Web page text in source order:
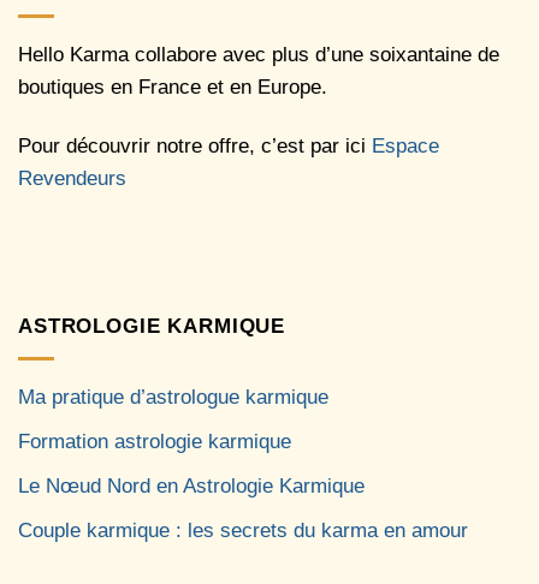
Hello Karma collabore avec plus d’une soixantaine de
boutiques en France et en Europe.
Pour découvrir notre offre, c’est par ici Espace
Revendeurs
ASTROLOGIE KARMIQUE
Ma pratique d’astrologue karmique
Formation astrologie karmique
Le Nœud Nord en Astrologie Karmique
Couple karmique : les secrets du karma en amour